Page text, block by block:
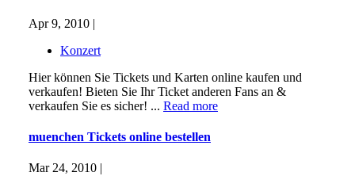
Apr 9, 2010 |
Konzert
Hier können Sie Tickets und Karten online kaufen und
verkaufen! Bieten Sie Ihr Ticket anderen Fans an &
verkaufen Sie es sicher! ... Read more
muenchen Tickets online bestellen
Mar 24, 2010 |